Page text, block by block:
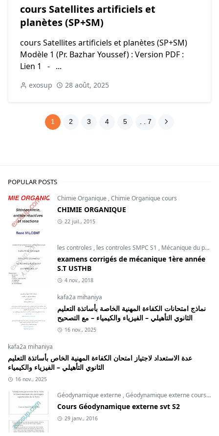
cours Satellites artificiels et
planètes (SP+SM)
cours Satellites artificiels et planètes (SP+SM)
Modèle 1 (Pr. Bazhar Youssef) : Version PDF :
Lien 1 - ...
exosup 28 août, 2025
1 2 3 4 5 . . 7
POPULAR POSTS
Chimie Organique ,Chimie Organique cours
CHIMIE ORGANIQUE
22 juil., 2015
les controles , les controles SMPC S1 , Mécanique du point
examens corrigés de mécanique 1ère année
S.T USTHB
4 nov., 2018
kafa2a mihaniya
نماذج امتحانات الكفاءة المهنية الخاصة بأساتذة التعليم
الثانوي التأهيلي – الفيزياء والكيمياء – مع التصحيح
16 nov., 2025
kafa2a mihaniya
عدة الاستعداد لاجتياز امتحان الكفاءة المهنية الخاص بأساتذة التعليم
الثانوي التأهيلي – الفيزياء والكيمياء
16 nov., 2025
Géodynamique externe ,Géodynamique externe cours ,
Cours Géodynamique externe svt S2
29 janv., 2016